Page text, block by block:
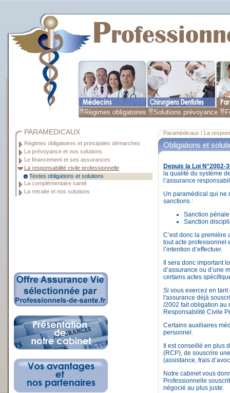
Régimes obligatoires Solutions prévoyance
PARAMEDICAUX
Régimes obligatoires et principales démarches
La prévoyance et nos solutions
Le financement et ses assurances
La responsabilité civile professionnelle
La complémentaire santé
La retraite et nos solutions
Textes obligations et solutions
Paramédicaux / La
Obligations et
Depuis la Loi N°2002-
la qualité du système
l’assurance
Un paramédical qui ne
sanctions :
Sanction
Sanction
C’est donc la
tout acte professionnel
l’intention d’effectuer.
Il sera donc important
d’assurance ou d’une
certains actes
Si vous exercez en
l'assurance déjà
/2002 fait obligation au
Responsabilité Civile
Certains auxiliaires
personnel.
Il est conseillé en plus
(RCP), de souscrire
(assistance, frais
Notre cabinet vous
Professionnelle
négocié au plus juste.